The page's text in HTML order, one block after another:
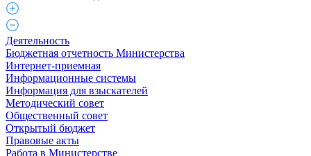
Деятельность
Бюджетная отчетность Министерства
Интернет-приемная
Информационные системы
Информация для взыскателей
Методический совет
Общественный совет
Открытый бюджет
Правовые акты
Работа в Министерстве